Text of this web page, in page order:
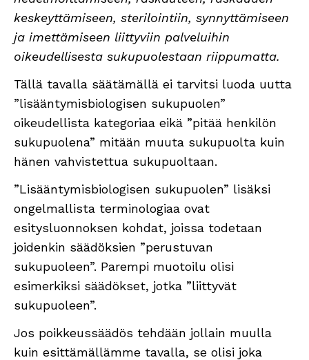
keskeyttämiseen, sterilointiin, synnyttämiseen
ja imettämiseen liittyviin palveluihin
oikeudellisesta sukupuolestaan riippumatta.
Tällä tavalla säätämällä ei tarvitsi luoda uutta
”lisääntymisbiologisen sukupuolen”
oikeudellista kategoriaa eikä ”pitää henkilön
sukupuolena” mitään muuta sukupuolta kuin
hänen vahvistettua sukupuoltaan.
”Lisääntymisbiologisen sukupuolen” lisäksi
ongelmallista terminologiaa ovat
esitysluonnoksen kohdat, joissa todetaan
joidenkin säädöksien ”perustuvan
sukupuoleen”. Parempi muotoilu olisi
esimerkiksi säädökset, jotka ”liittyvät
sukupuoleen”.
Jos poikkeussäädös tehdään jollain muulla
kuin esittämällämme tavalla, se olisi joka